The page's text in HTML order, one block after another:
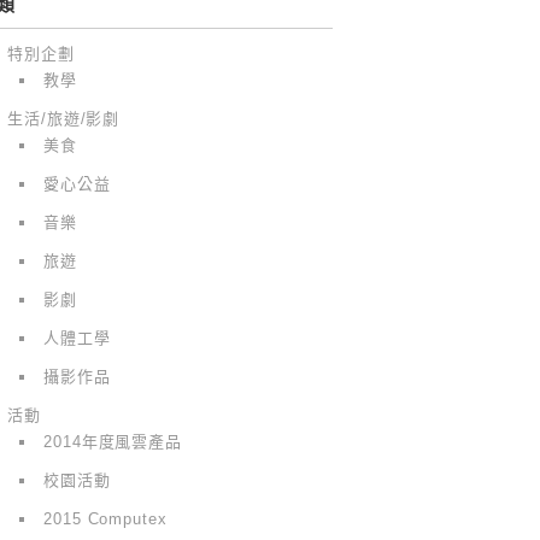
特別企劃
教學
生活/旅遊/影劇
美食
愛心公益
音樂
旅遊
影劇
人體工學
攝影作品
活動
2014年度風雲產品
校園活動
2015 Computex